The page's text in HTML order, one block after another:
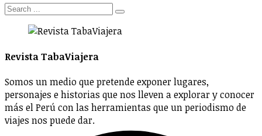
Revista TabaViajera
Somos un medio que pretende exponer lugares,
personajes e historias que nos lleven a explorar y conocer
más el Perú con las herramientas que un periodismo de
viajes nos puede dar.